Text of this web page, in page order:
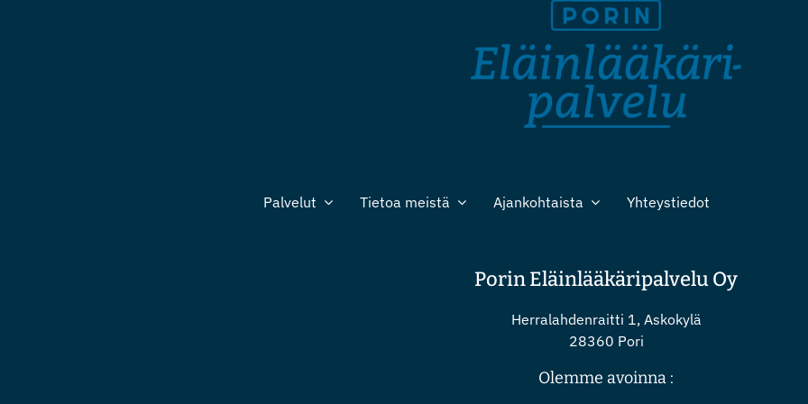
Palvelut Tietoa meistä Ajankohtaista Yhteystiedot
Porin Eläinlääkäripalvelu Oy
Herralahdenraitti 1, Askokylä
28360 Pori
Olemme avoinna :